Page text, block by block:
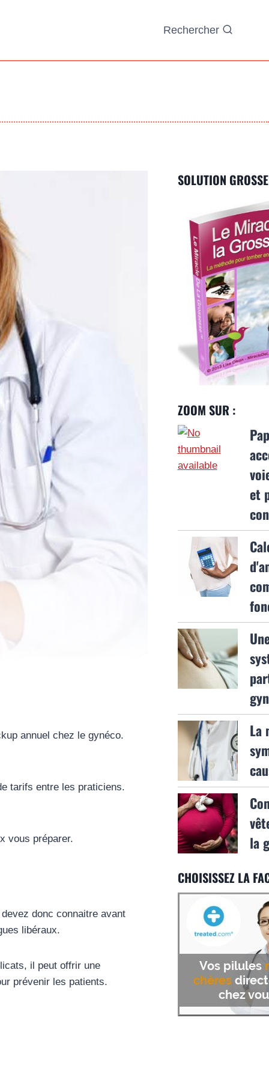
Rechercher
annuel chez le gynéco.
tarifs entre les praticiens.
vous préparer.
donc connaitre avant
libéraux.
il peut offrir une
prévenir les patients.
SOLUTION
ZOOM SUR :
et
La
la
CHOISISSEZ LA